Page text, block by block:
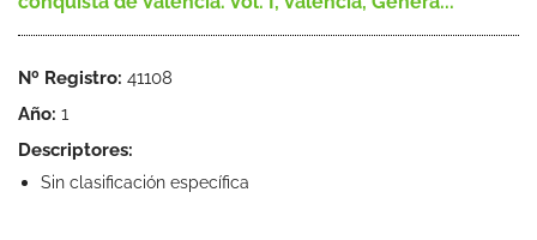
Nº Registro: 41108
Año: 1
Descriptores:
Sin clasificación específica